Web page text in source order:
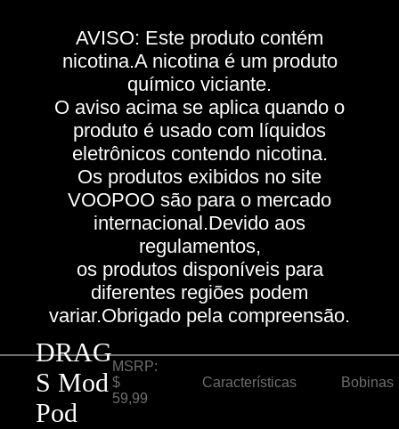
AVISO: Este produto contém
nicotina.A nicotina é um produto
químico viciante.
O aviso acima se aplica quando o
produto é usado com líquidos
eletrônicos contendo nicotina.
Os produtos exibidos no site
VOOPOO são para o mercado
internacional.Devido aos
regulamentos,
os produtos disponíveis para
diferentes regiões podem
variar.Obrigado pela compreensão.
DRAG
S Mod
Pod
MSRP:
$
59,99
Características Bobinas